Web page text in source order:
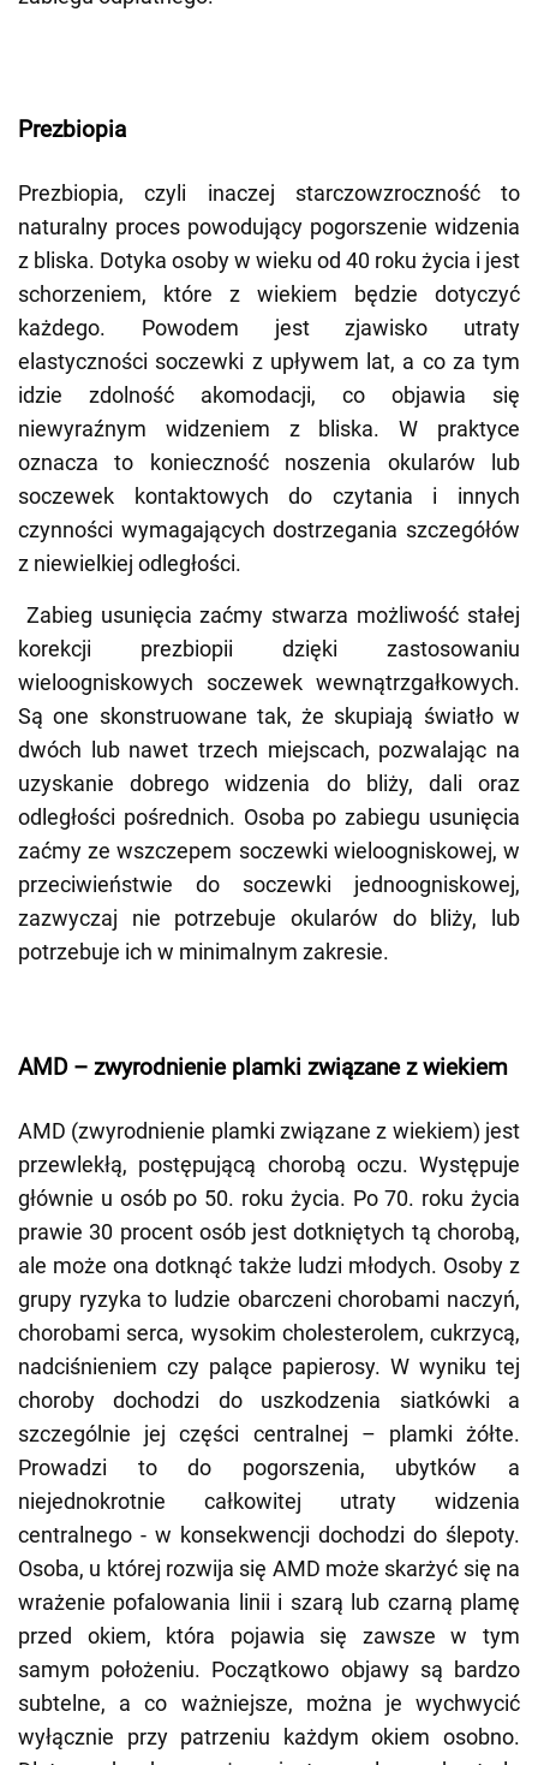
Prezbiopia
Prezbiopia, czyli inaczej starczowzroczność to
naturalny proces powodujący pogorszenie widzenia
z bliska. Dotyka osoby w wieku od 40 roku życia i jest
schorzeniem, które z wiekiem będzie dotyczyć
każdego. Powodem jest zjawisko utraty
elastyczności soczewki z upływem lat, a co za tym
idzie zdolność akomodacji, co objawia się
niewyraźnym widzeniem z bliska. W praktyce
oznacza to konieczność noszenia okularów lub
soczewek kontaktowych do czytania i innych
czynności wymagających dostrzegania szczegółów
z niewielkiej odległości.
Zabieg usunięcia zaćmy stwarza możliwość stałej
korekcji prezbiopii dzięki zastosowaniu
wieloogniskowych soczewek wewnątrzgałkowych.
Są one skonstruowane tak, że skupiają światło w
dwóch lub nawet trzech miejscach, pozwalając na
uzyskanie dobrego widzenia do bliży, dali oraz
odległości pośrednich. Osoba po zabiegu usunięcia
zaćmy ze wszczepem soczewki wieloogniskowej, w
przeciwieństwie do soczewki jednoogniskowej,
zazwyczaj nie potrzebuje okularów do bliży, lub
potrzebuje ich w minimalnym zakresie.
AMD – zwyrodnienie plamki związane z wiekiem
AMD (zwyrodnienie plamki związane z wiekiem) jest
przewlekłą, postępującą chorobą oczu. Występuje
głównie u osób po 50. roku życia. Po 70. roku życia
prawie 30 procent osób jest dotkniętych tą chorobą,
ale może ona dotknąć także ludzi młodych. Osoby z
grupy ryzyka to ludzie obarczeni chorobami naczyń,
chorobami serca, wysokim cholesterolem, cukrzycą,
nadciśnieniem czy palące papierosy. W wyniku tej
choroby dochodzi do uszkodzenia siatkówki a
szczególnie jej części centralnej – plamki żółte.
Prowadzi to do pogorszenia, ubytków a
niejednokrotnie całkowitej utraty widzenia
centralnego - w konsekwencji dochodzi do ślepoty.
Osoba, u której rozwija się AMD może skarżyć się na
wrażenie pofalowania linii i szarą lub czarną plamę
przed okiem, która pojawia się zawsze w tym
samym położeniu. Początkowo objawy są bardzo
subtelne, a co ważniejsze, można je wychwycić
wyłącznie przy patrzeniu każdym okiem osobno.